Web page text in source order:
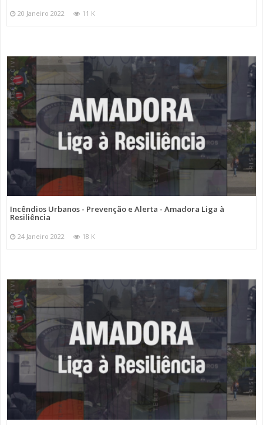
20 Janeiro 2022 11 K
Incêndios Urbanos - Prevenção e Alerta - Amadora Liga à
Resiliência
24 Janeiro 2022 18 K